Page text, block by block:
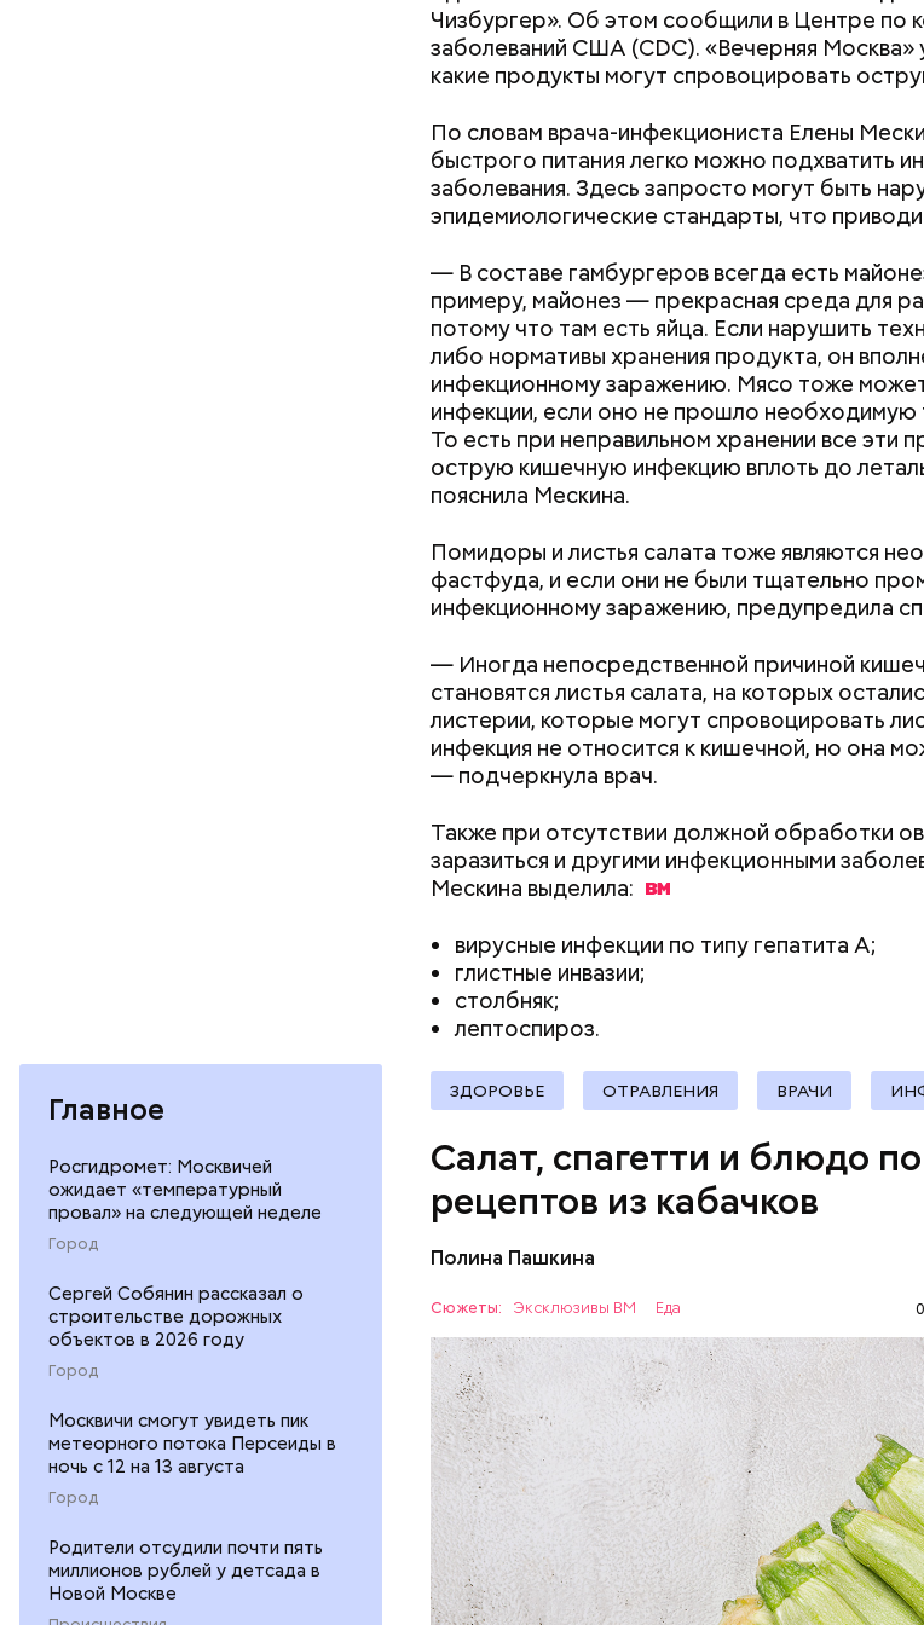
Главное
Росгидромет: Москвичей
ожидает «температурный
провал» на следующей неделе
Город
Сергей Собянин рассказал о
строительстве дорожных
объектов в 2026 году
Город
Москвичи смогут увидеть пик
метеорного потока Персеиды в
ночь с 12 на 13 августа
Город
Родители отсудили почти пять
миллионов рублей у детсада в
Новой Москве
Чизбургер». Об этом сообщили в Центре по
заболеваний США (CDC). «Вечерняя Москва»
какие продукты могут спровоцировать
По словам врача-инфекциониста Елены
быстрого питания легко можно подхватить
заболевания. Здесь запросто могут быть
эпидемиологические стандарты, что
— В составе гамбургеров всегда есть
примеру, майонез — прекрасная среда для
потому что там есть яйца. Если нарушить
либо нормативы хранения продукта, он
инфекционному заражению. Мясо тоже
инфекции, если оно не прошло
То есть при неправильном хранении все эти
острую кишечную инфекцию вплоть до
пояснила Мескина.
Помидоры и листья салата тоже являются
фастфуда, и если они не были тщательно
инфекционному заражению, предупредила
— Иногда непосредственной причиной
становятся листья салата, на которых
листерии, которые могут спровоцировать
инфекция не относится к кишечной, но она
— подчеркнула врач.
Также при отсутствии должной обработки
заразиться и другими инфекционными
Мескина выделила:
вирусные инфекции по типу гепатита А;
глистные инвазии;
столбняк;
лептоспироз.
ЗДОРОВЬЕ ОТРАВЛЕНИЯ ВРАЧИ
Салат, спагетти и блюдо
рецептов из кабачков
Полина Пашкина
Сюжеты: Эксклюзивы ВМ Еда
Ингредиенты:
кабачок;
петрушка;
чеснок;
оливковое масло;
соль.
оливковое масло. Получается очень
Копылов.
ЕДА ОВОЩИ РЕЦЕПТЫ
— В момент стресса он держит сосуды под
контролирует более 300 реакций нашего
положительно влияет на нервную систему,
Вред дыни
Фото: Shutterstock
Как поменять батареи дома и
не получить штраф